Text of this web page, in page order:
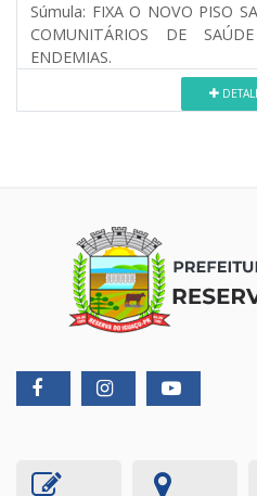
Súmula: FIXA O NOVO PISO
COMUNITÁRIOS DE
ENDEMIAS.